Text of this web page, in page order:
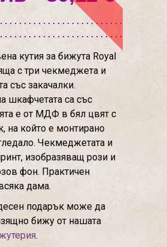
кутия за бижута Royal
с три чекмеджета и
със закачалки.
шкафчетата са със
е от МДФ в бял цвят с
на който е монтирано
Чекмеджетата и
изобразяващ рози и
фон. Практичен
дама.
подарък може да
бижу от нашата
.